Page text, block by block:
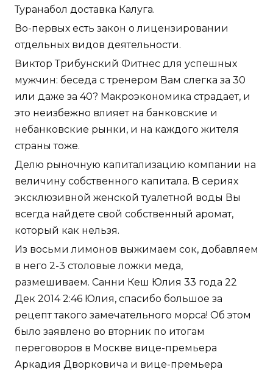
Туранабол доставка Калуга.
Во-первых есть закон о лицензировании
отдельных видов деятельности.
Виктор Трибунский Фитнес для успешных
мужчин: беседа с тренером Вам слегка за 30
или даже за 40? Макроэкономика страдает, и
это неизбежно влияет на банковские и
небанковские рынки, и на каждого жителя
страны тоже.
Делю рыночную капитализацию компании на
величину собственного капитала. В сериях
эксклюзивной женской туалетной воды Вы
всегда найдете свой собственный аромат,
который как нельзя.
Из восьми лимонов выжимаем сок, добавляем
в него 2-3 столовые ложки меда,
размешиваем. Санни Кеш Юлия 33 года 22
Дек 2014 2:46 Юлия, спасибо большое за
рецепт такого замечательного морса! Об этом
было заявлено во вторник по итогам
переговоров в Москве вице-премьера
Аркадия Дворковича и вице-премьера